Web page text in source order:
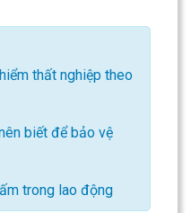
thất nghiệp theo
biết để bảo vệ
trong lao động